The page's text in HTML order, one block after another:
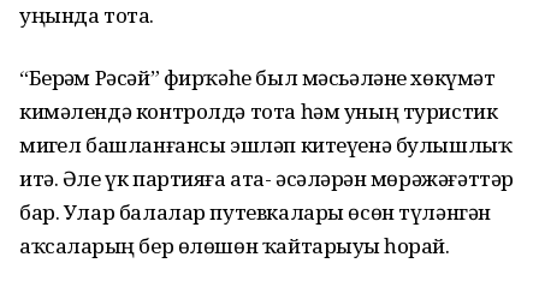
уңында тота.
“Берҙәм Рәсәй” фирҡәһе был мәсьәләне хөкүмәт
кимәлендә контролдә тота һәм уның туристик
миҙгел башланғансы эшләп китеүенә булышлыҡ
итә. Әле үк партияға ата- әсәләрҙән мөрәжәғәттәр
бар. Улар балалар путевкалары өсөн түләнгән
аҡсаларҙың бер өлөшөн ҡайтарыуҙы һорай.